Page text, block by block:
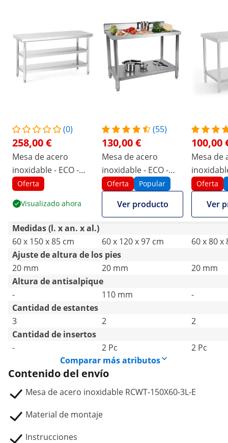
(0)
258,00 €
Mesa de acero
inoxidable - ECO -
150 x 60 cm - 500 kg -
Royal Catering
Oferta
Visualizado ahora
(55)
130,00 €
Mesa de acero
inoxidable - ECO -
120 x 60 cm - 250 kg -
antisalpique - Royal
Catering
Oferta Popular
Ver producto
100,00
Mesa de
x 60 cm
Royal
Oferta
Ver
Medidas (l. x an. x al.)
60 x 150 x 85 cm
60 x 120 x 97 cm
60 x 80 x
Ajuste de altura de los pies
20 mm
20 mm
20 mm
Altura de antisalpique
-
110 mm
-
Cantidad de estantes
3
2
2
Cantidad de insertos
-
2 Pc
2 Pc
Comparar más atributos
Contenido del envío
Mesa de acero inoxidable RCWT-150X60-3L-E
Material de montaje
Instrucciones